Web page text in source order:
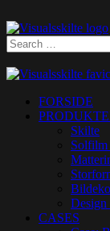
FORSIDE
Skilte
CASES